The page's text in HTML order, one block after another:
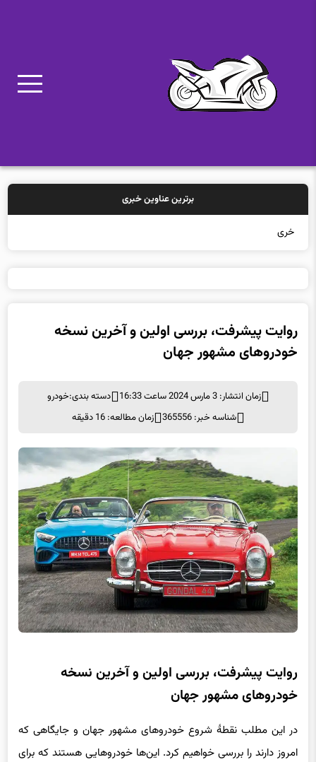
برترین عناوین خبری
خرید بیمه: سنتی یا
روایت پیشرفت، بررسی اولین و آخرین نسخه
خودروهای مشهور جهان
زمان انتشار: 3 مارس 2024 ساعت 16:33 دسته بندی:خودرو
شناسه خبر: 365556
زمان مطالعه: 16 دقیقه
روایت پیشرفت، بررسی اولین و آخرین نسخه
خودروهای مشهور جهان
در این مطلب نقطهٔ شروع خودروهای مشهور جهان و جایگاهی که
امروز دارند را بررسی خواهیم کرد. این‌ها خودروهایی هستند که برای